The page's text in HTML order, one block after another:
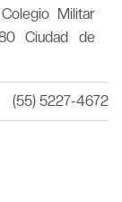
Militar
Ciudad de
(55) 5227-4672